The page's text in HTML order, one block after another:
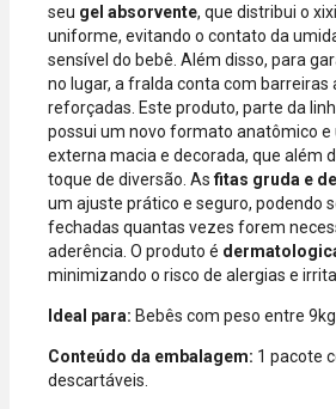
aceitas: Visa,
Mastercard,
Hipercard,
American
Express, Elo e
Diners.
seu gel absorvente, que distribui o
uniforme, evitando o contato da
sensível do bebê. Além disso, para
no lugar, a fralda conta com
reforçadas. Este produto, parte da
possui um novo formato anatômico e
externa macia e decorada, que além
toque de diversão. As fitas gruda e
um ajuste prático e seguro, podendo
fechadas quantas vezes forem
aderência. O produto é
minimizando o risco de alergias e
Ideal para: Bebês com peso entre 9kg
Conteúdo da embalagem: 1 pacote
descartáveis.